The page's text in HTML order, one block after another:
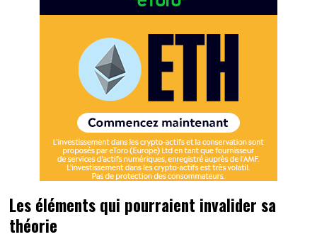
Les éléments qui pourraient invalider sa
théorie